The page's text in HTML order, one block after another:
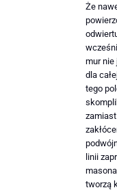
Że
mur nie
dla
tego
linii
tworzą